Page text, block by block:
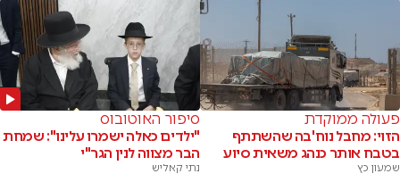
פעולה ממוקדת
הזוי: מחבל נוח'בה שהשתתף
בטבח אותר כנהג משאית סיוע
שמעון כץ
סיפור האוטובוס
"ילדים כאלה ישמרו עלינו": שמחת
הבר מצווה לנין הגר"י
נתי קאליש